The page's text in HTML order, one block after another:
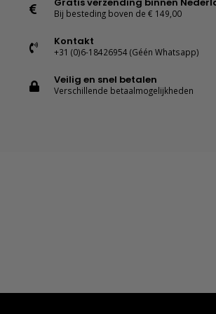
Bij besteding boven de € 149,00
Kontakt
+31 (0)6-18426954 (Géén Whatsapp)
Veilig en snel betalen
Verschillende betaalmogelijkheden